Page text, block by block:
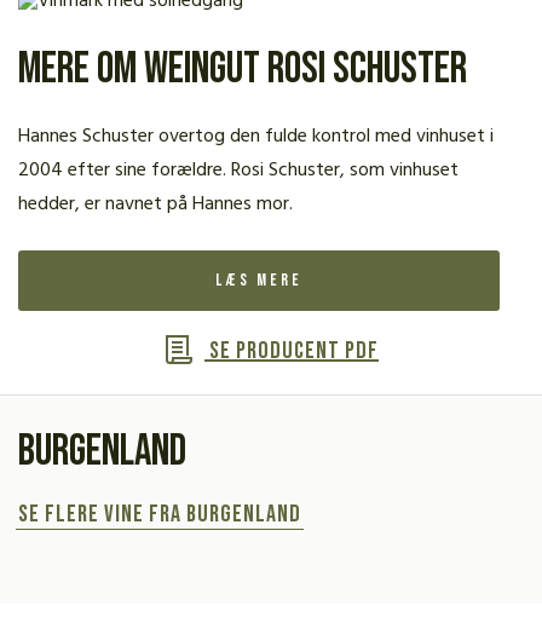
Mere om Weingut Rosi Schuster
Hannes Schuster overtog den fulde kontrol med vinhuset i
2004 efter sine forældre. Rosi Schuster, som vinhuset
hedder, er navnet på Hannes mor.
Læs mere
Se producent PDF
Burgenland
Se flere vine fra Burgenland